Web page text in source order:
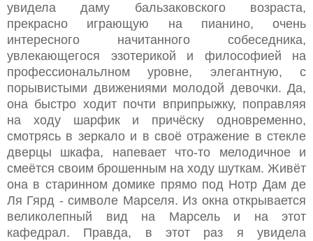
увидела даму бальзаковского возраста,
прекрасно играющую на пианино, очень
интересного начитанного собеседника,
увлекающегося эзотерикой и философией на
профессиональлном уровне, элегантную, с
порывистыми движениями молодой девочки. Да,
она быстро ходит почти вприпрыжку, поправляя
на ходу шарфик и причёску одновременно,
смотрясь в зеркало и в своё отражение в стекле
дверцы шкафа, напевает что-то мелодичное и
смеётся своим брошенным на ходу шуткам. Живёт
она в старинном домике прямо под Нотр Дам де
Ля Гярд - символе Марселя. Из окна открывается
великолепный вид на Марсель и на этот
кафедрал. Правда, в этот раз я увидела